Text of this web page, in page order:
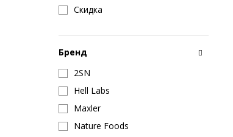
Скидка
Бренд
2SN
Hell Labs
Maxler
Nature Foods